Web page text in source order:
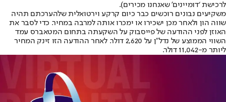
לרכישת ‘דומיינים’ שאנחנו מכירים).
משקיעים נבונים רוכשים כבר כיום קרקע וירטואלית שלהערכתם תהיה
שווה הון ולאחר מכן ישכירו או ימכרו אותה למרבה במחיר. כדי לסבר את
האוזן לפני ההודעה של פייסבוק על השקעתה בתחום המטאברס עמד
השווי הממוצע של נדל”ן על 2,620 דולר. לאחר ההודעה הזו זינק המחיר
ליותר מ-11,042 דולר.